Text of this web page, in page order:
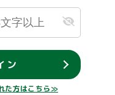
ン
た方はこちら≫